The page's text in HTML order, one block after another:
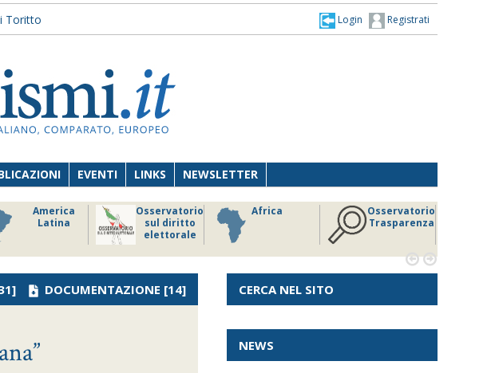
Toritto Registrati
Login
EVENTI LINKS NEWSLETTER
America
Latina
Osservatorio
sul diritto
elettorale
Africa
Osservatorio
Trasparenza
 
DOCUMENTAZIONE [14] CERCA NEL SITO
NEWS